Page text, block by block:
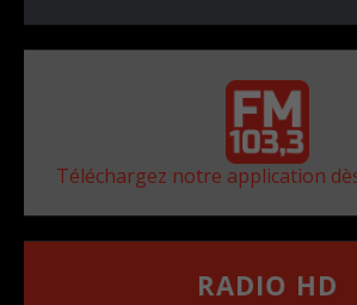
Téléchargez notre application
RADIO HD